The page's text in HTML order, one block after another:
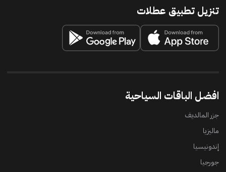
تنزيل تطبيق عطلات
افضل الباقات السياحية
جزر المالديف
ماليزيا
إندونيسيا
جورجيا